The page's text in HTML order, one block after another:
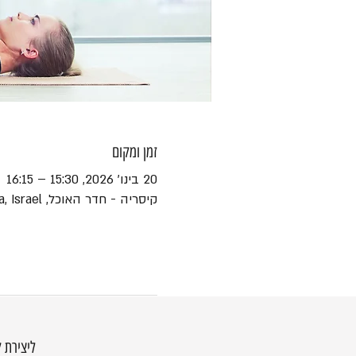
זמן ומקום
20 בינו׳ 2026, 15:30 – 16:15
קיסריה - חדר האוכל, HaEshel St 45, Caesarea, Israel